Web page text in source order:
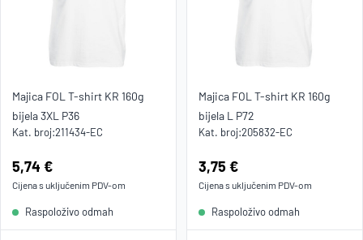
Majica FOL T-shirt KR 160g
bijela 3XL P36
Kat. broj:211434-EC
Cijena:
5,74 €
Cijena s uključenim PDV-om
Raspoloživo odmah
Majica FOL T-shirt KR 160g
bijela L P72
Kat. broj:205832-EC
Cijena:
3,75 €
Cijena s uključenim PDV-om
Raspoloživo odmah